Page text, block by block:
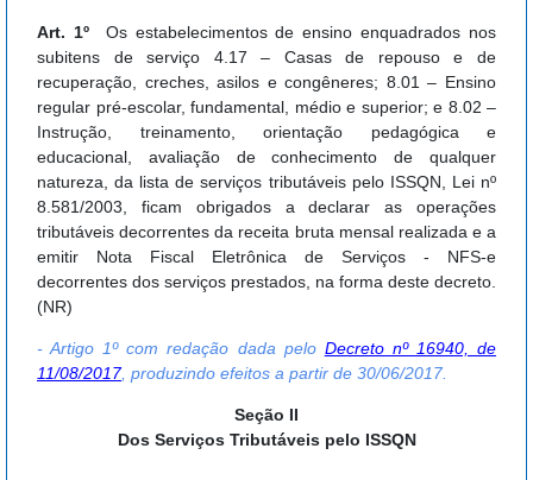
Art. 1º Os estabelecimentos de ensino enquadrados nos
subitens de serviço 4.17 – Casas de repouso e de
recuperação, creches, asilos e congêneres; 8.01 – Ensino
regular pré-escolar, fundamental, médio e superior; e 8.02 –
Instrução, treinamento, orientação pedagógica e
educacional, avaliação de conhecimento de qualquer
natureza, da lista de serviços tributáveis pelo ISSQN, Lei nº
8.581/2003, ficam obrigados a declarar as operações
tributáveis decorrentes da receita bruta mensal realizada e a
emitir Nota Fiscal Eletrônica de Serviços - NFS-e
decorrentes dos serviços prestados, na forma deste decreto.
(NR)
- Artigo 1º com redação dada pelo Decreto nº 16940, de
11/08/2017, produzindo efeitos a partir de 30/06/2017.
Seção II
Dos Serviços Tributáveis pelo ISSQN